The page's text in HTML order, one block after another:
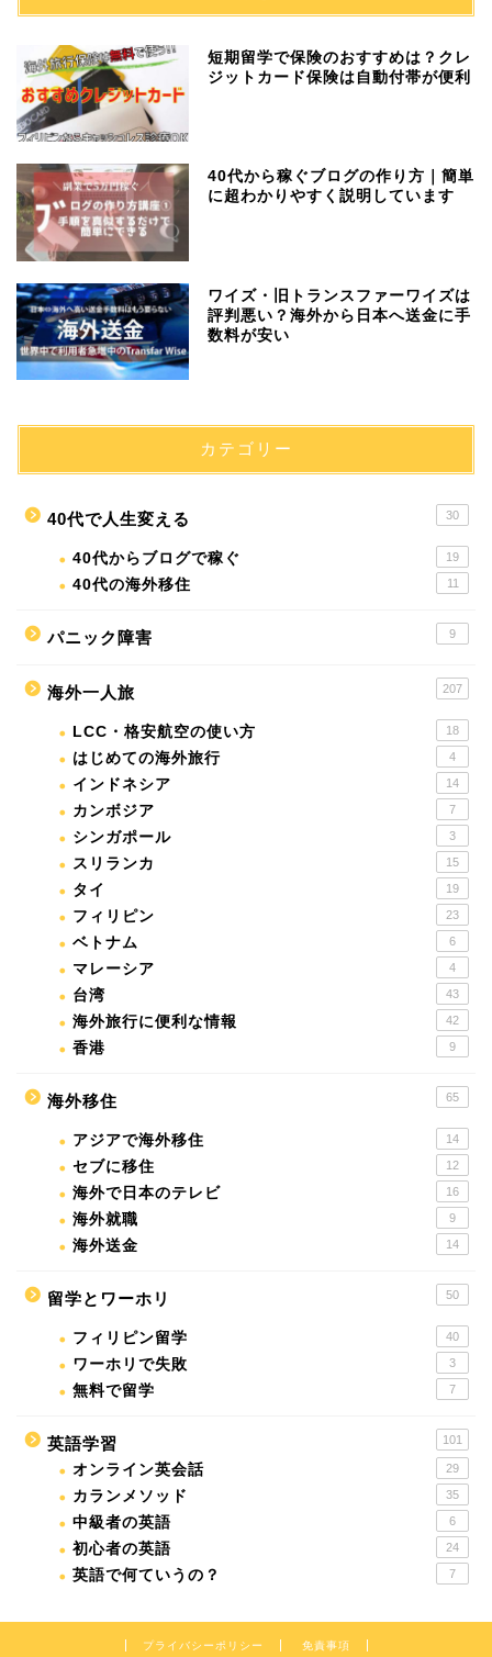
短期留学で保険のおすすめは？クレ
ジットカード保険は自動付帯が便利
40代から稼ぐブログの作り方｜簡単
に超わかりやすく説明しています
ワイズ・旧トランスファーワイズは
評判悪い？海外から日本へ送金に手
数料が安い
カテゴリー
40代で人生変える 30
40代からブログで稼ぐ 19
40代の海外移住 11
パニック障害 9
海外一人旅 207
LCC・格安航空の使い方 18
はじめての海外旅行 4
インドネシア 14
カンボジア 7
シンガポール 3
スリランカ 15
タイ 19
フィリピン 23
ベトナム 6
マレーシア 4
台湾 43
海外旅行に便利な情報 42
香港 9
海外移住 65
アジアで海外移住 14
セブに移住 12
海外で日本のテレビ 16
海外就職 9
海外送金 14
留学とワーホリ 50
フィリピン留学 40
ワーホリで失敗 3
無料で留学 7
英語学習 101
オンライン英会話 29
カランメソッド 35
中級者の英語 6
初心者の英語 24
英語で何ていうの？ 7
プライバシーポリシー 免責事項